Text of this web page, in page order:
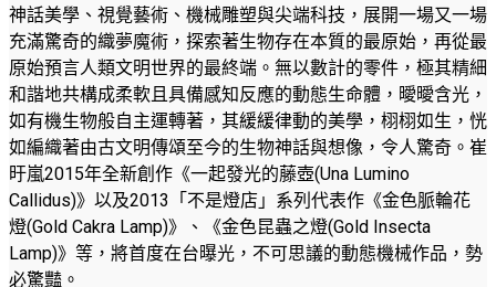
神話美學、視覺藝術、機械雕塑與尖端科技，展開一場又一場
充滿驚奇的織夢魔術，探索著生物存在本質的最原始，再從最
原始預言人類文明世界的最終端。無以數計的零件，極其精細
和諧地共構成柔軟且具備感知反應的動態生命體，曖曖含光，
如有機生物般自主運轉著，其緩緩律動的美學，栩栩如生，恍
如編織著由古文明傳頌至今的生物神話與想像，令人驚奇。崔
旴嵐2015年全新創作《一起發光的藤壺(Una Lumino
Callidus)》以及2013「不是燈店」系列代表作《金色脈輪花
燈(Gold Cakra Lamp)》、《金色昆蟲之燈(Gold Insecta
Lamp)》等，將首度在台曝光，不可思議的動態機械作品，勢
必驚豔。